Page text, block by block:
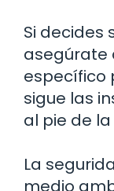
Si decides
asegúrate
específico
sigue las
al pie de
La
medio